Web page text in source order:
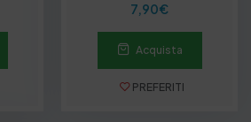
7,90€
Acquista
PREFERITI